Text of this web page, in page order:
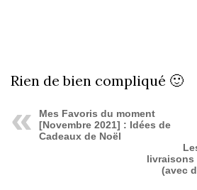
Rien de bien compliqué 🙂
Mes Favoris du moment
[Novembre 2021] : Idées de
Cadeaux de Noël
livraisons
(avec